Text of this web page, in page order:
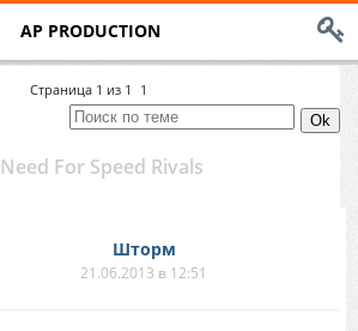
AP PRODUCTION
Страница 1 из 1 1
Need For Speed Rivals
Шторм
21.06.2013 в 12:51